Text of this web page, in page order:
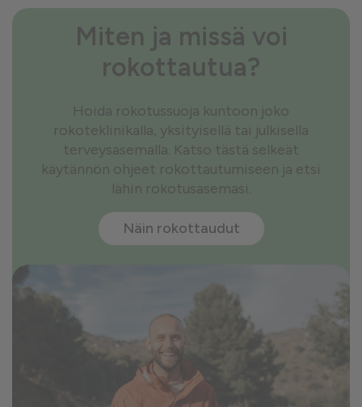
Miten ja missä voi
rokottautua?
Hoida rokotussuoja kuntoon joko
rokoteklinikalla, yksityisellä tai julkisella
terveysasemalla. Katso tästä selkeät
käytännön ohjeet rokottautumiseen ja etsi
lähin rokotusasemasi.
Näin rokottaudut